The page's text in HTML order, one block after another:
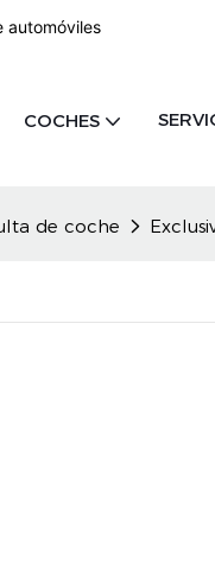
automóviles
COCHES
de coche